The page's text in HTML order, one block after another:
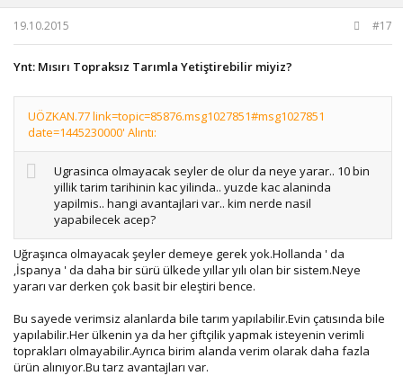
19.10.2015 #17
Ynt: Mısırı Topraksız Tarımla Yetiştirebilir miyiz?
UÖZKAN.77 link=topic=85876.msg1027851#msg1027851
date=1445230000' Alıntı:
Ugrasinca olmayacak seyler de olur da neye yarar.. 10 bin
yillik tarim tarihinin kac yilinda.. yuzde kac alaninda
yapilmis.. hangi avantajlari var.. kim nerde nasil
yapabilecek acep?
Uğraşınca olmayacak şeyler demeye gerek yok.Hollanda ' da
,İspanya ' da daha bir sürü ülkede yıllar yılı olan bir sistem.Neye
yararı var derken çok basit bir eleştiri bence.
Bu sayede verimsiz alanlarda bile tarım yapılabilir.Evin çatısında bile
yapılabilir.Her ülkenin ya da her çiftçilik yapmak isteyenin verimli
toprakları olmayabilir.Ayrıca birim alanda verim olarak daha fazla
ürün alınıyor.Bu tarz avantajları var.